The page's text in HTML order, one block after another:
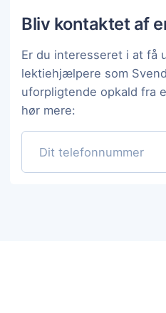
Bliv kontaktet af
Er du interesseret i at få
lektiehjælpere som
uforpligtende opkald fra
hør mere: